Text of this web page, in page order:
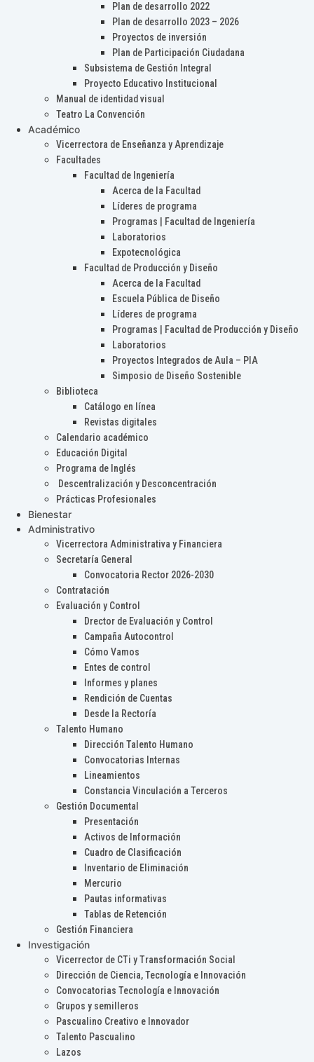
Plan de desarrollo 2022
Plan de desarrollo 2023 – 2026
Proyectos de inversión
Plan de Participación Ciudadana
Subsistema de Gestión Integral
Proyecto Educativo Institucional
Manual de identidad visual
Teatro La Convención
Académico
Vicerrectora de Enseñanza y Aprendizaje
Facultades
Facultad de Ingeniería
Acerca de la Facultad
Líderes de programa
Programas | Facultad de Ingeniería
Laboratorios
Expotecnológica
Facultad de Producción y Diseño
Acerca de la Facultad
Escuela Pública de Diseño
Líderes de programa
Programas | Facultad de Producción y Diseño
Laboratorios
Proyectos Integrados de Aula – PIA
Simposio de Diseño Sostenible
Biblioteca
Catálogo en línea
Revistas digitales
Calendario académico
Educación Digital
Programa de Inglés
Descentralización y Desconcentración
Prácticas Profesionales
Bienestar
Administrativo
Vicerrectora Administrativa y Financiera
Secretaría General
Convocatoria Rector 2026-2030
Contratación
Evaluación y Control
Drector de Evaluación y Control
Campaña Autocontrol
Cómo Vamos
Entes de control
Informes y planes
Rendición de Cuentas
Desde la Rectoría
Talento Humano
Dirección Talento Humano
Convocatorias Internas
Lineamientos
Constancia Vinculación a Terceros
Gestión Documental
Presentación
Activos de Información
Cuadro de Clasificación
Inventario de Eliminación
Mercurio
Pautas informativas
Tablas de Retención
Gestión Financiera
Investigación
Vicerrector de CTi y Transformación Social
Dirección de Ciencia, Tecnología e Innovación
Convocatorias Tecnología e Innovación
Grupos y semilleros
Pascualino Creativo e Innovador
Talento Pascualino
Lazos